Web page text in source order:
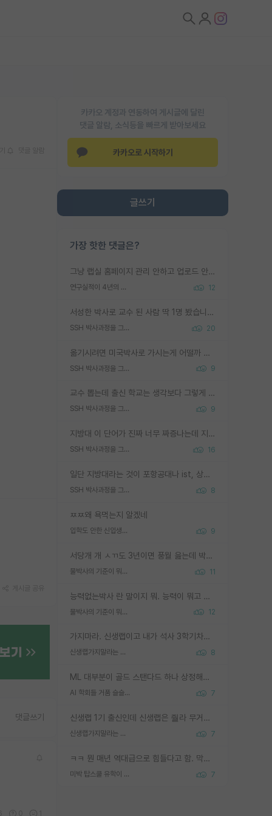
카카오 계정과 연동하여 게시글에 달린
댓글 알람, 소식등을 빠르게 받아보세요
카카오로 시작하기
글쓰기
가장 핫한 댓글은?
그냥 랩실 홈페이지 관리 안하고 업로드 안한거 아님?
연구실적이 4년의 공백이 있는거 어떻게 생각하냐 12
서성한 박사로 교수 된 사람 딱 1명 봤습니다. 근데 지방대 박사로 교수된 거는 기적이 일어나야되요. 서성한 학부부터여도 빡센게 교수임용일텐데 지방대박사로 무슨 교수가 되나요...... 중소기업/중견기업 팀장급/연구소장급이나 될거 같네요.
SSH 박사과정을 그만두고 지방대 박사로 옮기면 교수의 꿈은 끝일까요? 20
옮기시려면 미국박사로 가시는게 어떨까 싶네요. 교수가 꿈이면 미국박사 하고 미국교수 까지 같이 노리시는게 기회가 많지 않을까요?
SSH 박사과정을 그만두고 지방대 박사로 옮기면 교수의 꿈은 끝일까요? 9
교수 뽑는데 출신 학교는 생각보다 그렇게 안 봄. 앞으로는 더 안 보게 될거임. 박사는 어디서 진행해도 됨. 단, 제대로 쌓고 좋은 실적 만들 수 있다면. 그런데 지방대는 그럴 가능성이 지극히 낮음. 나만 열심히 잘 하면 된다? 인간은 주변 환경에 지배되는 나약한 존재임. 주변의 지방대 대학원생과 섞이고 지방 특유의 여유로움 또는 나쁘게 얘기해서 나태함에 젖어 살다보면 교수의 꿈 자체를 잊어버리게 될 가능성도 있음. 주변 환경이 70~80%임.
SSH 박사과정을 그만두고 지방대 박사로 옮기면 교수의 꿈은 끝일까요? 9
지방대 이 단어가 진짜 너무 짜증나는데 지방대면 다 그냥 쓰레기인가요? 무슨 말 같지도 않은 댓글들이 있는건지??? 지방에도 충분히 좋은 대학 많고 충분히 잘하는 교수님들 많습니다 포항공대 4개 IST 대표 지거국들 여기 모두 다 지방에 있고 여기 출신들 중에 교수하는 분들 적지 않습니다 지거국 출신이 무슨 교수를 하냐?라고 생각할 사람들 많은데 상위 대표 지거국에 아웃라이어들 많습니다 결국 개인의 연구역량과 실적이 중요합니다 이 역량을 펼치는데 있어서 지도교수와의 합도 중요합니다. 그리고 경력이 필요하면 해외포닥까지 다녀오세요
SSH 박사과정을 그만두고 지방대 박사로 옮기면 교수의 꿈은 끝일까요? 16
일단 지방대라는 것이 포항공대나 ist, 상위 지거국은 아니라고 생각하겠습니다. 그런곳은 서성한에 비해 소위 대학 네임밸류가 크게 뒤떨어지지는 않으니까요. 대학 이름이 중요하냐? 당연합니다. 대학 이름이 좋아서 좋은 아웃풋이 나오는 것이냐, 좋은 대학은 좋은 사람과 좋은 기회가 몰려있으니 아웃풋도 자연스럽게 좋아지는 것이냐? 대답하기 어려운 문제입니다. 아직 한국 사회에서 학벌을 보는 것도, 특히 이공계를 중심으로 학벌보다는 실적 위주라는 분위기가 형성되는 것도 사실입니다. 지방대 출신으로 전임교수가 될수 있느냐? 가능 불가능을 따지면 당연히 가능입니다. 지방대 박사 출신으로 전임교원이 된 경우가 실제로 있으니까요. 현실적인 가능성이 있느냐? 지금 이정도 대학의 교수가 되고싶다고 생각되는 대학 들어가서 컴공과 교수 목록 켜고 박사 어디서 받았는지 쭉 한번 보세요. 냉정하게 지방대 출신인 분들이 많지는 않으실겁니다.
SSH 박사과정을 그만두고 지방대 박사로 옮기면 교수의 꿈은 끝일까요? 8
ㅉㅉ왜 욕먹는지 알겠네
입학도 안한 신입생이 원래 관심을 받나요 9
서당개 개 ㅅㄲ도 3년이면 풍월 읊는데 박사 5년 이상 대리고 있으면서 물된건 교수 탓 맞는ㄱ게 거기가 서당이 아니란 소리임
물박사의 기준이 뭐임? 11
능력없는박사 란 말이지 뭐. 능력이 뭐고 능력이 있다는게 뭔지는 사람마다 기준이 다르니까 얘기해봐야 서로 자기 기준만 얘기해서 논쟁이 끝이 안나고. 주위에서 능력있고 야심있는 신입생이 교수가 유의미한 피드백을 아예 안주면서 제대로된 과제에 참여해볼 기회도 제공하지 않고 잡일 뺑뺑이만 돌려서 맨날 단순작업만 하면서 밤새다가 눈빛이 점점 죽어가는걸 본 사람은 물박사는 교수탓이라고 하고, 교수는 이것저것 알려도 주고 기회도 주고 사수 동기 붙여주면서 어떻게든 끌고가려고 하는데 본인이 매일 뺀질거리면서 출근 하는둥마는둥 하다가 기껏 와서도 폰이나 쳐다보다가 실험 망치고 저녁약속있어서 먼저 가볼게요~ 하는걸 본 사람은 물박사는 본인탓이라고 함.
물박사의 기준이 뭐임? 12
가지마라. 신생랩이고 내가 석사 3학기차인데 최고참인데 나도 아무것도 모르는데 교수가 후배들 왜 논문 교육 안시키냐. 논문 왜 안 써오냐 닦달한다
신생랩가지말라는 이유가 있었구나 8
ML 대부분이 골드 스탠다드 하나 상정해놓고 (벤치마크 데이터셋이 여러 개면 여러 개 상정) 그거 얼마나 잘 맞추나 싸움임 가끔 번뜩이는 설계 철학을 보여주는 논문들도 있지만 대부분 그거 성적 얼마나 더 올리느라에 혈안이 되어 있는 측면이 잇음
AI 학회들 거품 슬슬 지적이 나오네요 7
신생랩 1기 출신인데 신생랩은 줠라 무거운 바벨 같은거임. 들면 대박인데 못들면 깔려 죽음. 아무도 알려주지 않는 환경에서 자생해야하지만, 일단 살아남았다면 그 어떤 사람보다 악착같고 생존력 높은 사람으로 거듭날 수 있음
신생랩가지말라는 이유가 있었구나 7
ㅋㅋ 뭔 매년 역대급으로 힘들다고 함. 막상 보면 별로 변한건 없음.
미박 탑스쿨 유학이 빡세진 이유 7
댓글쓰기